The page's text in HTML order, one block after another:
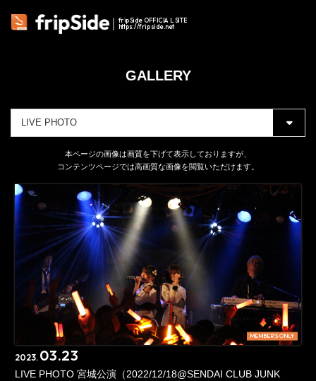
fripSide OFFICIAL SITE
https://fripside.net
GALLERY
本ページの画像は画質を下げて表示しておりますが、
コンテンツページでは高画質な画像を閲覧いただけます。
MEMBER'S ONLY
2023. 03.23
LIVE PHOTO 宮城公演（2022/12/18@SENDAI CLUB JUNK